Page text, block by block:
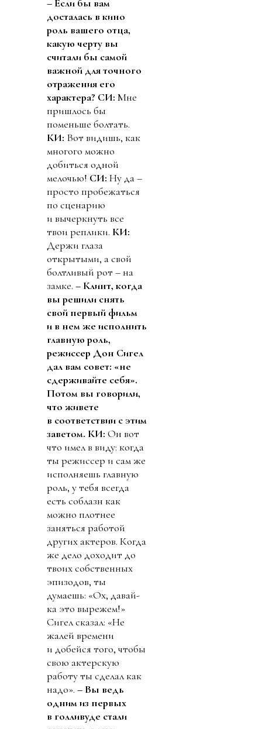
– Если бы вам
досталась в кино
роль вашего отца,
какую черту вы
считали бы самой
важной для точного
отражения его
характера? СИ: Мне
пришлось бы
поменьше болтать.
КИ: Вот видишь, как
многого можно
добиться одной
мелочью! СИ: Ну да –
просто пробежаться
по сценарию
и вычеркнуть все
твои реплики. КИ:
Держи глаза
открытыми, а свой
болтливый рот – на
замке. – Клинт, когда
вы решили снять
свой первый фильм
и в нем же исполнить
главную роль,
режиссер Дон Сигел
дал вам совет: «не
сдерживайте себя».
Потом вы говорили,
что живете
в соответствии с этим
заветом. КИ: Он вот
что имел в виду: когда
ты режиссер и сам же
исполняешь главную
роль, у тебя всегда
есть соблазн как
можно плотнее
заняться работой
других актеров. Когда
же дело доходит до
твоих собственных
эпизодов, ты
думаешь: «Ох, давай-
ка это вырежем!»
Сигел сказал: «Не
жалей времени
и добейся того, чтобы
свою актерскую
работу ты сделал как
надо». – Вы ведь
одним из первых
в голливуде стали